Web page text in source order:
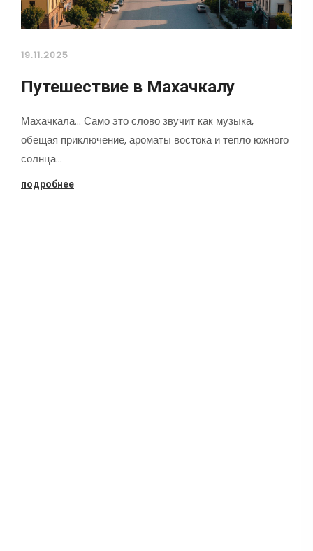
19.11.2025
Путешествие в Махачкалу
Махачкала... Само это слово звучит как музыка,
обещая приключение, ароматы востока и тепло южного
солнца…
подробнее